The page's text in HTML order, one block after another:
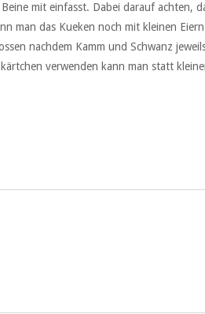
mit einfasst. Dabei darauf achten,
man das Kueken noch mit kleinen
nachdem Kamm und Schwanz
verwenden kann man statt